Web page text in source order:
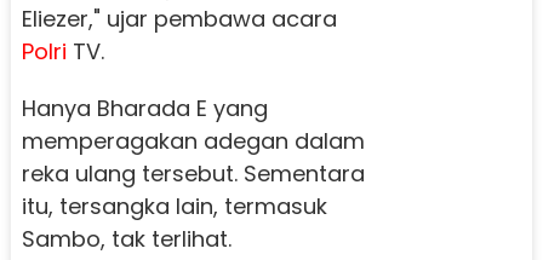
Eliezer," ujar pembawa acara
Polri TV.
Hanya Bharada E yang
memperagakan adegan dalam
reka ulang tersebut. Sementara
itu, tersangka lain, termasuk
Sambo, tak terlihat.